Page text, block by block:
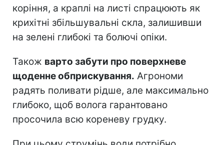
коріння, а краплі на листі спрацюють як
крихітні збільшувальні скла, залишивши
на зелені глибокі та болючі опіки.
Також варто забути про поверхневе
щоденне обприскування. Агрономи
радять поливати рідше, але максимально
глибоко, щоб волога гарантовано
просочила всю кореневу грудку.